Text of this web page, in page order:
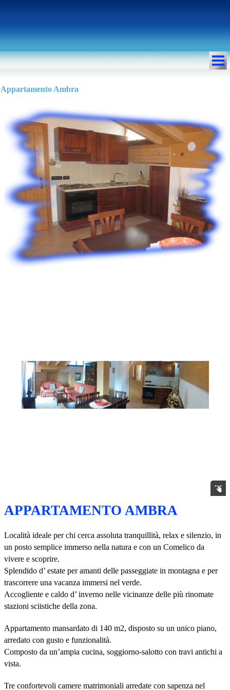
Appartamento Ambra
APPARTAMENTO AMBRA
Località ideale per chi cerca assoluta tranquillità, relax e silenzio, in
un posto semplice immerso nella natura e con un Comelico da
vivere e scoprire.
Splendido d’ estate per amanti delle passeggiate in montagna e per
trascorrere una vacanza immersi nel verde.
Accogliente e caldo d’ inverno nelle vicinanze delle più rinomate
stazioni sciistiche della zona.
Appartamento mansardato di 140 m2, disposto su un unico piano,
arredato con gusto e funzionalità.
Composto da un’ampia cucina, soggiorno-salotto con travi antichi a
vista.
Tre confortevoli camere matrimoniali arredate con sapenza nel